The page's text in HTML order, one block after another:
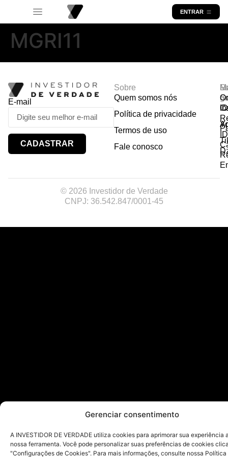
Gerenciar consentimento
A INVESTIDOR DE VERDADE utiliza cookies para aprimorar sua experiência
nossa ferramenta. Você pode personalizar suas preferências de cookies
"Configurações de Cookies". Para mais informações, consulte nossa Política
ENTRAR
MGRI11
E-mail
CADASTRAR
Sobre
Quem somos nós
Política de privacidade
Termos de uso
Fale conosco
© 2026 Investidor de Verdade
CNPJ: 36.542.847/0001-45